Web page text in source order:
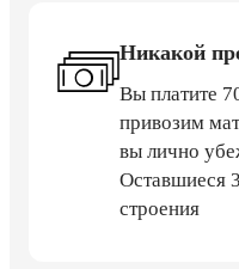
Никакой
Вы платите
привозим
вы лично
Оставшиеся
строения